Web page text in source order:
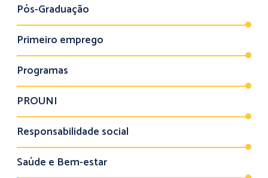
Pós-Graduação
Primeiro emprego
Programas
PROUNI
Responsabilidade social
Saúde e Bem-estar